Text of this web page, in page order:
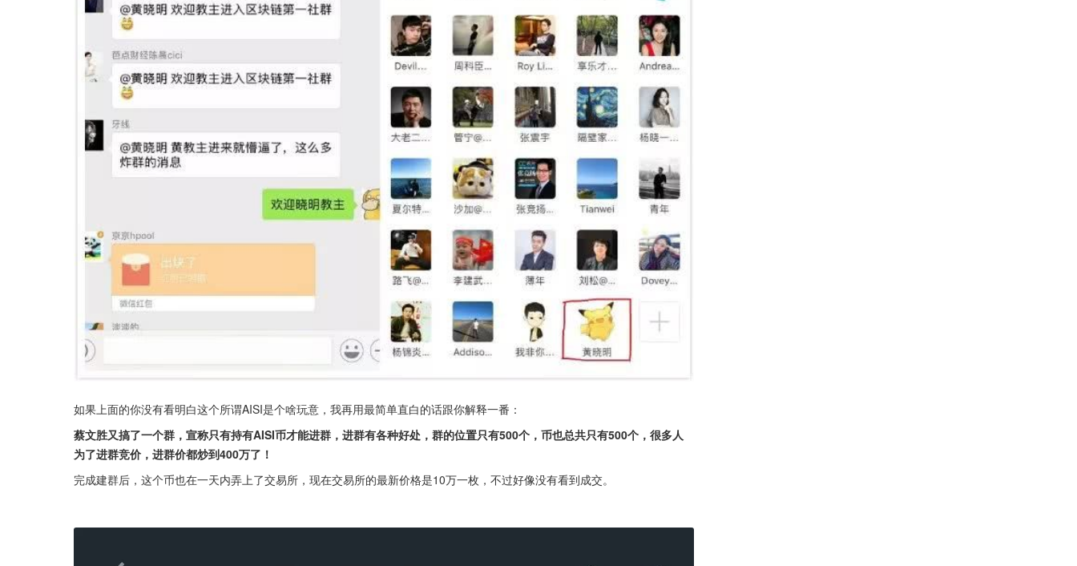
如果上面的你没有看明白这个所谓AISI是个啥玩意，我再用最简单直白的话跟你解释一番：
蔡文胜又搞了一个群，宣称只有持有AISI币才能进群，进群有各种好处，群的位置只有500个，币也总共只有500个，很多人
为了进群竞价，进群价都炒到400万了！
完成建群后，这个币也在一天内弄上了交易所，现在交易所的最新价格是10万一枚，不过好像没有看到成交。